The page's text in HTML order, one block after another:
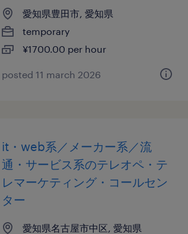
愛知県豊田市, 愛知県
temporary
¥1700.00 per hour
posted 11 march 2026
it・web系／メーカー系／流
通・サービス系のテレオペ・テ
レマーケティング・コールセン
ター
愛知県名古屋市中区, 愛知県